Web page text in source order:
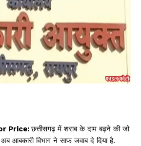
Price:छत्तीसगढ़ में शराब के दाम बढ़ने की जो
आबकारी विभाग ने साफ जवाब दे दिया है.